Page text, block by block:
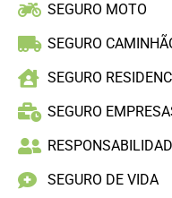
SEGURO MOTO
SEGURO
SEGURO
SEGURO
SEGURO DE VIDA